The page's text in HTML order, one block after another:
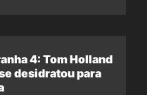
4: Tom Holland
desidratou para